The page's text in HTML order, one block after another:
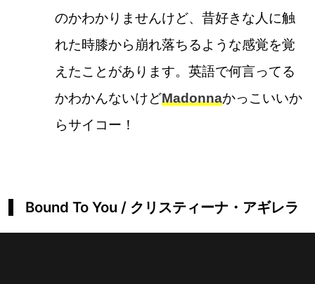
のかわかりませんけど、昔好きな人に触
れた時膝から崩れ落ちるような感覚を覚
えたことがあります。英語で何言ってる
かわかんないけどMadonnaかっこいいか
らサイコー！
Bound To You / クリスティーナ・アギレラ